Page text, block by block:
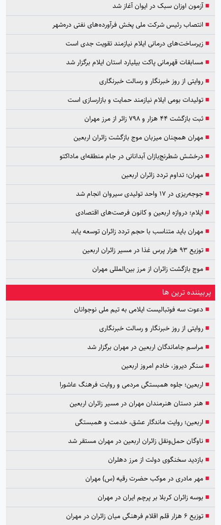
■آزمون اوزان سبک در ایوان آغاز شد
■ انتصاب رئیس شرکت ملی پخش فرآورده‌های نفتی دره‌شهر
■زیرساخت‌های درمانی ایلام نیازمند تقویت جدی است
■مسابقات قهرمانی پاکت بیلیارد استان ایلام برگزار شد
■روایتی از روز خبرنگار و رسالت خبرنگاری
■تولیدات بومی ایلام نیازمند حمایت و بازارسازی است
■ثبت بازگشت ۴۴ هزار و ۷۹۸ زائر از مرز مهران
■مهران همچنان میزبان موج بازگشت زائران اربعین
■درخشش شطرنج‌بازان آبدانانی در جام منطقه‌ای ماداکتو
■مهران؛ تداوم تردد زائران اربعین
■جوجه‌ریزی در ۱۷ واحد تولیدی سیروان انجام شد
■ ایلام؛ دروازه اربعین و کانون فرصت‌های اقتصادی
■مهران باید متناسب با حجم تردد زائران توسعه یابد
■توزیع ۹۳ هزار پرس غذا در مسیر زائران اربعین
■موج بازگشت زائران از مرز بین‌المللی مهران
پربیننده ترین ها
■دعوت سه فوتبالیست ایلامی به تیم ملی نوجوانان
■روایتی از روز خبرنگار و رسالت خبرنگاری
■مراسم جاماندگان اربعین در مهران برگزار شد
■سنگر دیروز، خادم امروز اربعین
■ اربعین؛ جلوه همبستگی مردمی و روایت فرهنگ عاشورا
■ هنر دستان هنرمندان مهران در مسیر زائران اربعین
■ اربعین؛ روایت ماندگار عشق، خدمت و همبستگی
■ناوگان حمل‌ونقل زائران اربعین در مهران مستقر شد
■بازدید سخنگوی دولت از مرز دهلران
■مهر مادری در موکب حضرت رقیه (س) مهران
■بوسه زائران کربلا بر پرچم ایران در مهران
■توزیع ۶ هزار قلم اقلام فرهنگی میان زائران در مهران